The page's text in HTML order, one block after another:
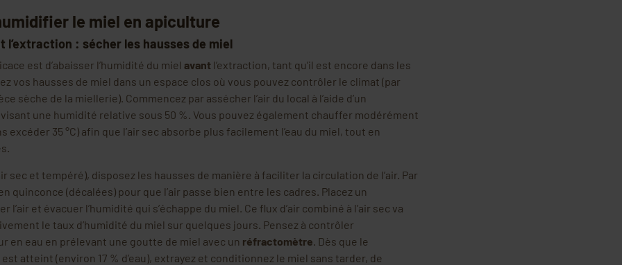
le miel en apiculture
l’extraction : sécher les hausses de miel
est d’abaisser l’humidité du miel avant l’extraction, tant qu’il est encore dans les
vos hausses de miel dans un espace clos où vous pouvez contrôler le climat (par
sèche de la miellerie). Commencez par assécher l’air du local à l’aide d’un
une humidité relative sous 50 %. Vous pouvez également chauffer modérément
excéder 35 °C) afin que l’air sec absorbe plus facilement l’eau du miel, tout en
sec et tempéré), disposez les hausses de manière à faciliter la circulation de l’air. Par
quinconce (décalées) pour que l’air passe bien entre les cadres. Placez un
et évacuer l’humidité qui s’échappe du miel. Ce flux d’air combiné à l’air sec va
le taux d’humidité du miel sur quelques jours. Pensez à contrôler
en eau en prélevant une goutte de miel avec un réfractomètre . Dès que le
atteint (environ 17 % d’eau), extrayez et conditionnez le miel sans tarder, de